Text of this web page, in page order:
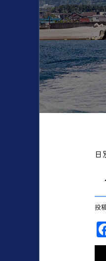
日
投